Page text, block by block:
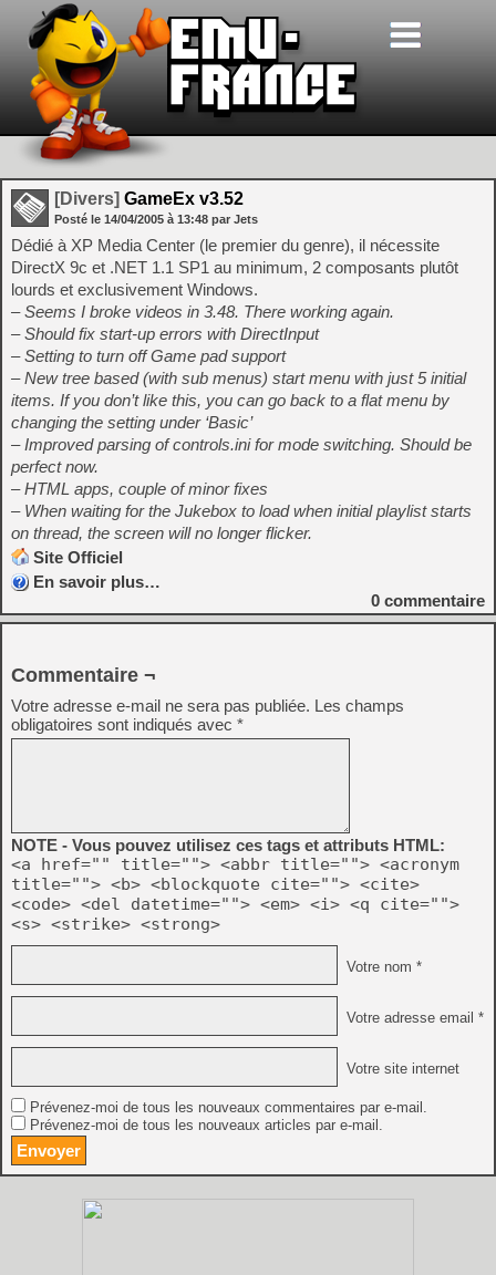
[Divers] GameEx v3.52
Posté le 14/04/2005 à 13:48 par Jets
Dédié à XP Media Center (le premier du genre), il nécessite
DirectX 9c et .NET 1.1 SP1 au minimum, 2 composants plutôt
lourds et exclusivement Windows.
– Seems I broke videos in 3.48. There working again.
– Should fix start-up errors with DirectInput
– Setting to turn off Game pad support
– New tree based (with sub menus) start menu with just 5 initial
items. If you don’t like this, you can go back to a flat menu by
changing the setting under ‘Basic’
– Improved parsing of controls.ini for mode switching. Should be
perfect now.
– HTML apps, couple of minor fixes
– When waiting for the Jukebox to load when initial playlist starts
on thread, the screen will no longer flicker.
Site Officiel
En savoir plus…
0 commentaire
Commentaire ¬
Votre adresse e-mail ne sera pas publiée. Les champs
obligatoires sont indiqués avec *
NOTE - Vous pouvez utilisez ces tags et attributs HTML:
<a href="" title=""> <abbr title=""> <acronym
title=""> <b> <blockquote cite=""> <cite>
<code> <del datetime=""> <em> <i> <q cite="">
<s> <strike> <strong>
Votre nom *
Votre adresse email *
Votre site internet
Prévenez-moi de tous les nouveaux commentaires par e-mail.
Prévenez-moi de tous les nouveaux articles par e-mail.